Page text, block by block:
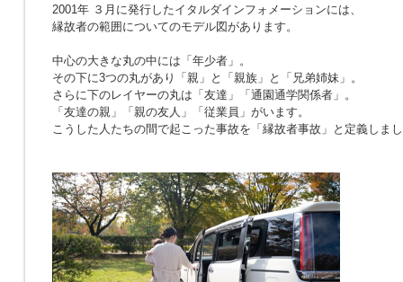
2001年 ３月に発行したイタルダインフォメーションには、
縁故者の範囲についてのモデル図があります。
中心の大きな丸の中には「年少者」。
その下に3つの丸があり「親」と「親族」と「兄弟姉妹」。
さらに下のレイヤーの丸は「友達」「通園通学関係者」。
「友達の親」「親の友人」「従業員」がいます。
こうした人たちの間で起こった事故を「縁故者事故」と定義しま